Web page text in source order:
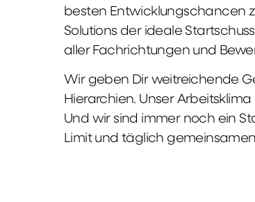
besten Entwicklungschancen
Solutions der ideale
aller Fachrichtungen und
Wir geben Dir weitreichende
Hierarchien. Unser
Und wir sind immer noch ein
Limit und täglich